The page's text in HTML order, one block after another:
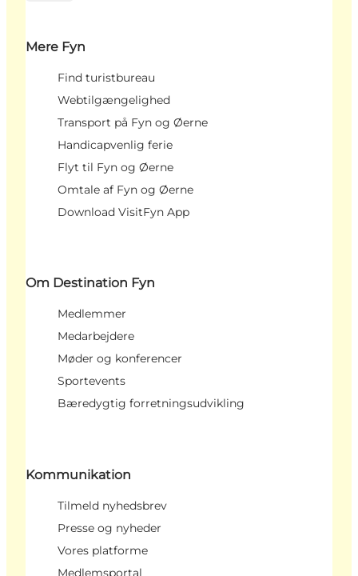
Mere Fyn
Find turistbureau
Webtilgængelighed
Transport på Fyn og Øerne
Handicapvenlig ferie
Flyt til Fyn og Øerne
Omtale af Fyn og Øerne
Download VisitFyn App
Om Destination Fyn
Medlemmer
Medarbejdere
Møder og konferencer
Sportevents
Bæredygtig forretningsudvikling
Kommunikation
Tilmeld nyhedsbrev
Presse og nyheder
Vores platforme
Medlemsportal